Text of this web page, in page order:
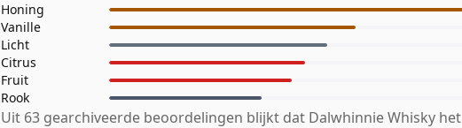
Honing
Vanille
Licht
Citrus
Fruit
Rook
Uit 63 gearchiveerde beoordelingen blijkt dat Dalwhinnie Whisky het